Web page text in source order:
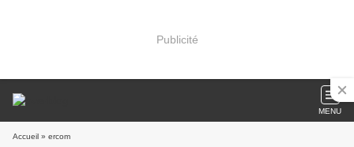
Publicité
MENU
Accueil » ercom